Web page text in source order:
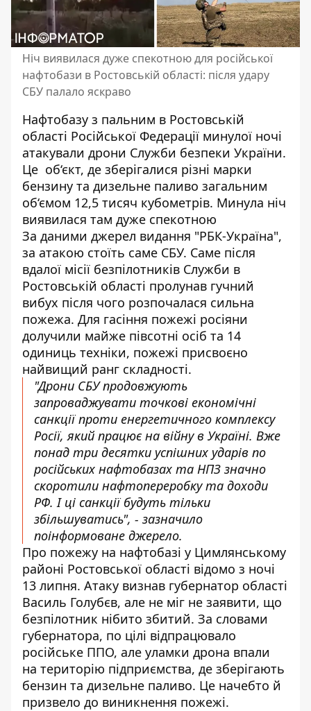
Ніч виявилася дуже спекотною для російської
нафтобази в Ростовській області: після удару
СБУ палало яскраво
Нафтобазу з пальним в Ростовській
області Російської Федерації минулої ночі
атакували дрони Служби безпеки України.
Це об‘єкт, де зберігалися різні марки
бензину та дизельне паливо загальним
об‘ємом 12,5 тисяч кубометрів. Минула ніч
виявилася там дуже спекотною
За даними джерел видання "РБК-Україна",
за атакою стоїть саме СБУ. Саме після
вдалої місії безпілотників Служби в
Ростовській області пролунав гучний
вибух після чого розпочалася сильна
пожежа. Для гасіння пожежі росіяни
долучили майже півсотні осіб та 14
одиниць техніки, пожежі присвоєно
найвищий ранг складності.
"Дрони СБУ продовжують
запроваджувати точкові економічні
санкції проти енергетичного комплексу
Росії, який працює на війну в Україні. Вже
понад три десятки успішних ударів по
російських нафтобазах та НПЗ значно
скоротили нафтопереробку та доходи
РФ. І ці санкції будуть тільки
збільшуватись", - зазначило
поінформоване джерело.
Про пожежу на нафтобазі у Цимлянському
районі Ростовської області відомо з ночі
13 липня. Атаку визнав губернатор області
Василь Голубєв, але не міг не заявити, що
безпілотник нібито збитий. За словами
губернатора, по цілі відпрацювало
російське ППО, але уламки дрона впали
на територію підприємства, де зберігають
бензин та дизельне паливо. Це начебто й
призвело до виникнення пожежі.